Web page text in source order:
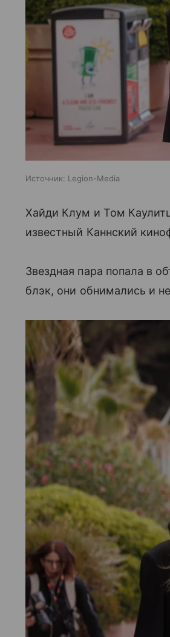
Источник: Legion-Media
Хайди Клум и Том
известный Каннский
Звездная пара попала в
блэк, они обнимались и